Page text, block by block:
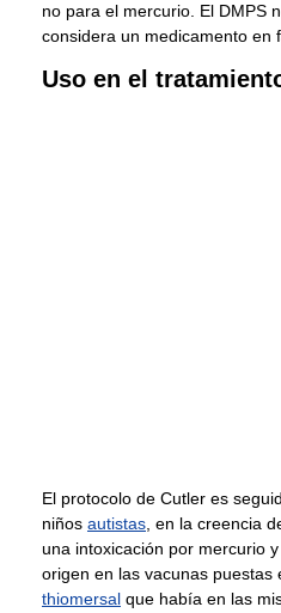
no para el mercurio. El DMPS
considera un medicamento en
Uso en el
El protocolo de Cutler es
niños autistas , en la creencia
una intoxicación por mercurio
origen en las vacunas puestas
thiomersal que había en las